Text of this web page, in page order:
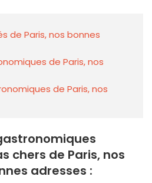
de Paris, nos bonnes
de Paris, nos
de Paris, nos
chers de Paris, nos
adresses :